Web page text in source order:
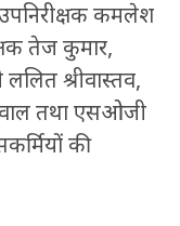
उपनिरीक्षक कमलेश
तेज कुमार,
श्रीवास्तव,
तथा एसओजी
की